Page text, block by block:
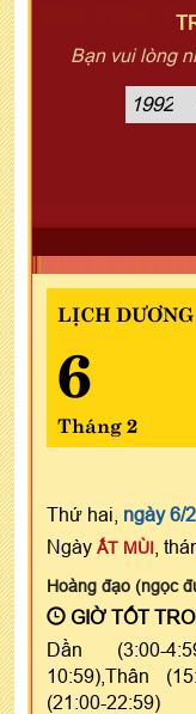
Bạn vui lòng
LỊCH DƯƠNG
6
Tháng 2
Thứ hai, ngày 6/
Ngày ẤT MÙI ,
Hoàng đạo (ngọc
GIỜ TỐT
Dần (3:00-
10:59),Thân
(21:00-22:59)